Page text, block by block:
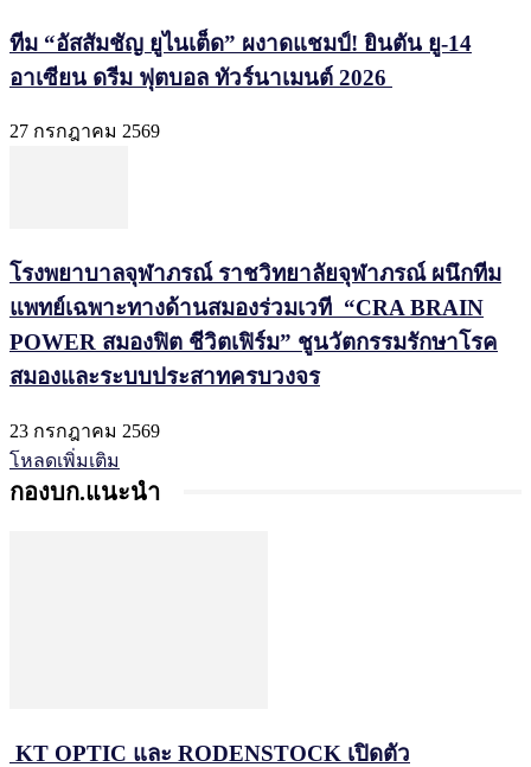
ทีม “อัสสัมชัญ ยูไนเต็ด” ผงาดแชมป์! ยินตัน ยู-14
อาเซียน ดรีม ฟุตบอล ทัวร์นาเมนต์ 2026
27 กรกฎาคม 2569
โรงพยาบาลจุฬาภรณ์ ราชวิทยาลัยจุฬาภรณ์ ผนึกทีม
แพทย์เฉพาะทางด้านสมองร่วมเวที “CRA BRAIN
POWER สมองฟิต ชีวิตเฟิร์ม” ชูนวัตกรรมรักษาโรค
สมองและระบบประสาทครบวงจร
23 กรกฎาคม 2569
โหลดเพิ่มเติม
กองบก.แนะนำ
KT OPTIC และ RODENSTOCK เปิดตัว